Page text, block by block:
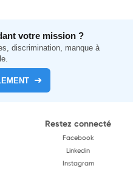
votre mission ?
discrimination, manque à
Restez connecté
Facebook
Linkedin
Instagram